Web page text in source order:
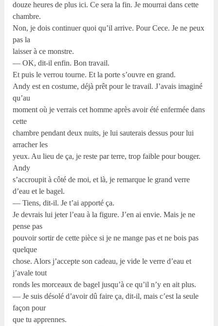
douze heures de plus ici. Ce sera la fin. Je mourrai dans cette
chambre.
Non, je dois continuer quoi qu’il arrive. Pour Cece. Je ne peux
pas la
laisser à ce monstre.
— OK, dit-il enfin. Bon travail.
Et puis le verrou tourne. Et la porte s’ouvre en grand.
Andy est en costume, déjà prêt pour le travail. J’avais imaginé
qu’au
moment où je verrais cet homme après avoir été enfermée dans
cette
chambre pendant deux nuits, je lui sauterais dessus pour lui
arracher les
yeux. Au lieu de ça, je reste par terre, trop faible pour bouger.
Andy
s’accroupit à côté de moi, et là, je remarque le grand verre
d’eau et le bagel.
— Tiens, dit-il. Je t’ai apporté ça.
Je devrais lui jeter l’eau à la figure. J’en ai envie. Mais je ne
pense pas
pouvoir sortir de cette pièce si je ne mange pas et ne bois pas
quelque
chose. Alors j’accepte son cadeau, je vide le verre d’eau et
j’avale tout
ronds les morceaux de bagel jusqu’à ce qu’il n’y en ait plus.
— Je suis désolé d’avoir dû faire ça, dit-il, mais c’est la seule
façon pour
que tu apprennes.